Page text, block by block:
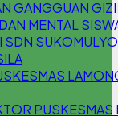
GANGGUAN
MENTAL
SDN